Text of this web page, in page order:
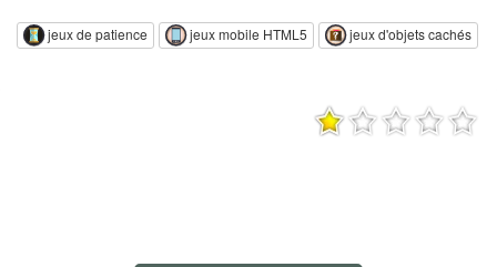
jeux de patience jeux mobile HTML5 jeux d'objets cachés